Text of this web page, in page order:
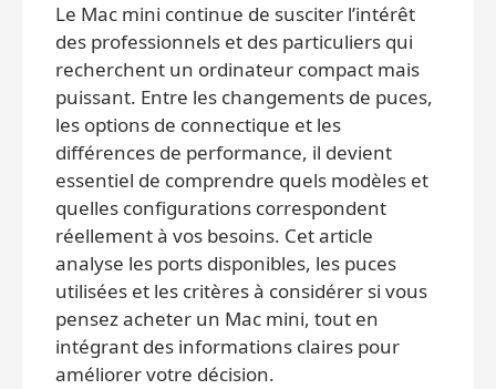
Le Mac mini continue de susciter l’intérêt
des professionnels et des particuliers qui
recherchent un ordinateur compact mais
puissant. Entre les changements de puces,
les options de connectique et les
différences de performance, il devient
essentiel de comprendre quels modèles et
quelles configurations correspondent
réellement à vos besoins. Cet article
analyse les ports disponibles, les puces
utilisées et les critères à considérer si vous
pensez acheter un Mac mini, tout en
intégrant des informations claires pour
améliorer votre décision.